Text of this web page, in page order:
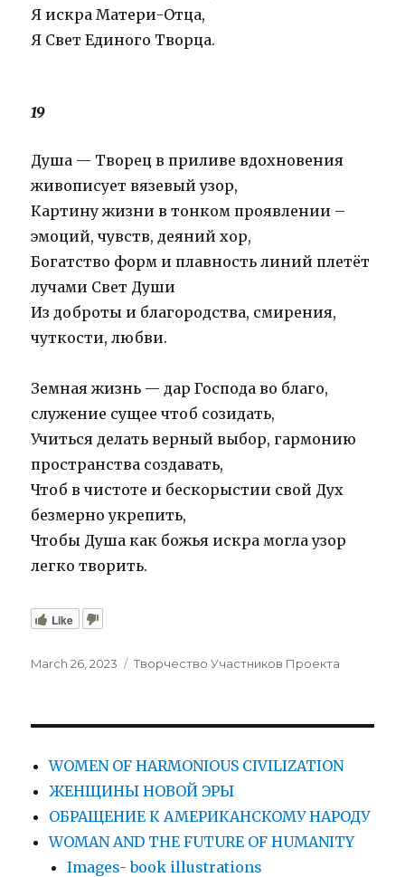
Я искра Матери-Отца,
Я Свет Единого Творца.
19
Душа — Творец в приливе вдохновения
живописует вязевый узор,
Картину жизни в тонком проявлении –
эмоций, чувств, деяний хор,
Богатство форм и плавность линий плетёт
лучами Свет Души
Из доброты и благородства, смирения,
чуткости, любви.
Земная жизнь — дар Господа во благо,
служение сущее чтоб созидать,
Учиться делать верный выбор, гармонию
пространства создавать,
Чтоб в чистоте и бескорыстии свой Дух
безмерно укрепить,
Чтобы Душа как божья искра могла узор
легко творить.
Like
Posted
March 26, 2023 Categories
Творчество Участников Проекта
WOMEN OF HARMONIOUS CIVILIZATION
ЖЕНЩИНЫ НОВОЙ ЭРЫ
ОБРАЩЕНИЕ К АМЕРИКАНСКОМУ НАРОДУ
WOMAN AND THE FUTURE OF HUMANITY
Images- book illustrations